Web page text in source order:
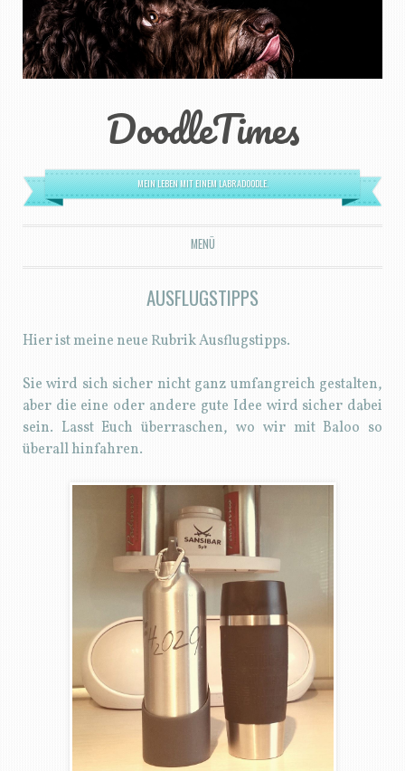
DoodleTimes
MEIN LEBEN MIT EINEM LABRADOODLE.
MENÜ
ZUM INHALT SPRINGEN
AUSFLUGSTIPPS
Hier ist meine neue Rubrik Ausflugstipps.
Sie wird sich sicher nicht ganz umfangreich gestalten,
aber die eine oder andere gute Idee wird sicher dabei
sein. Lasst Euch überraschen, wo wir mit Baloo so
überall hinfahren.